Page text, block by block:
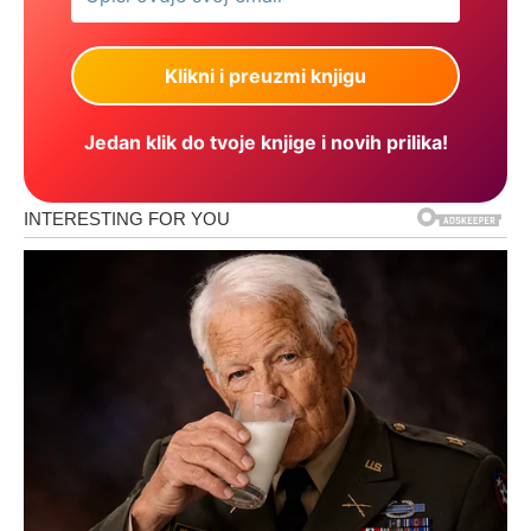
Jedan klik do tvoje knjige i novih prilika!